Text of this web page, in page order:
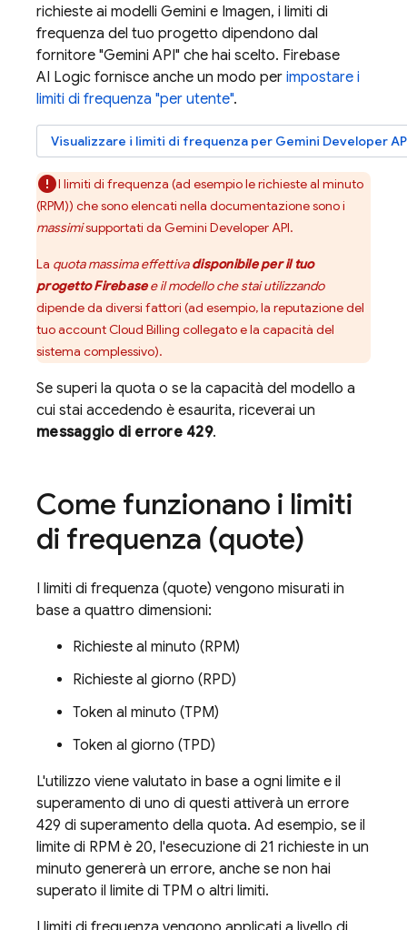
richieste ai modelli Gemini e Imagen, i limiti di
frequenza del tuo progetto dipendono dal
fornitore "Gemini API" che hai scelto. Firebase
AI Logic fornisce anche un modo per impostare i
limiti di frequenza "per utente".
Visualizzare i limiti di frequenza per Gemini Developer
I limiti di frequenza (ad esempio le richieste al minuto
(RPM)) che sono elencati nella documentazione sono i
massimisupportati da Gemini Developer API.
La quota massima effettivadisponibile per il tuo
progetto Firebasee il modello che stai utilizzando
dipende da diversi fattori (ad esempio, la reputazione del
tuo accountCloud Billing collegato e la capacità del
sistema complessivo).
Se superi la quota o se la capacità del modello a
cui stai accedendo è esaurita, riceverai un
messaggio di errore 429.
Come funzionano i limiti
di frequenza (quote)
I limiti di frequenza (quote) vengono misurati in
base a quattro dimensioni:
Richieste al minuto (RPM)
Richieste al giorno (RPD)
Token al minuto (TPM)
Token al giorno (TPD)
L'utilizzo viene valutato in base a ogni limite e il
superamento di uno di questi attiverà un errore
429 di superamento della quota. Ad esempio, se il
limite di RPM è 20, l'esecuzione di 21 richieste in un
minuto genererà un errore, anche se non hai
superato il limite di TPM o altri limiti.